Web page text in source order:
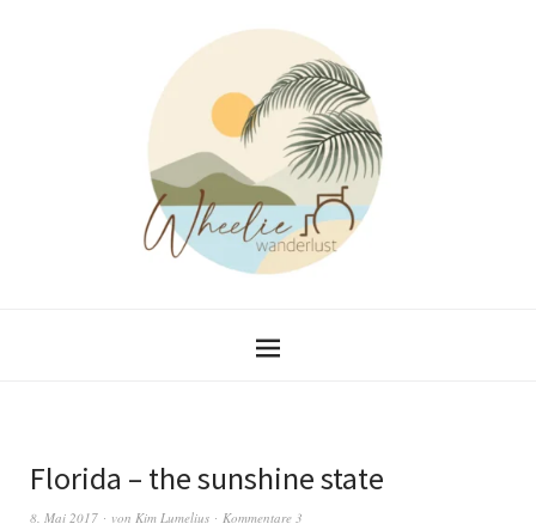
Florida – the sunshine state
8. Mai 2017 von Kim Lumelius Kommentare 3